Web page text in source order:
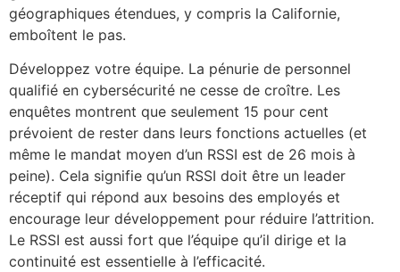
géographiques étendues, y compris la Californie,
emboîtent le pas.
Développez votre équipe. La pénurie de personnel
qualifié en cybersécurité ne cesse de croître. Les
enquêtes montrent que seulement 15 pour cent
prévoient de rester dans leurs fonctions actuelles (et
même le mandat moyen d’un RSSI est de 26 mois à
peine). Cela signifie qu’un RSSI doit être un leader
réceptif qui répond aux besoins des employés et
encourage leur développement pour réduire l’attrition.
Le RSSI est aussi fort que l’équipe qu’il dirige et la
continuité est essentielle à l’efficacité.